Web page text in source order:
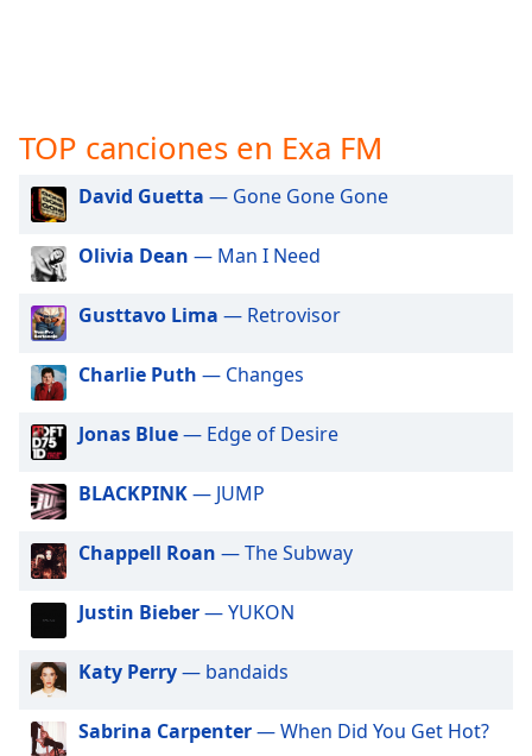
off,
Audio
Picture-
in-
Picture
This
modal
window.
dialog
window.
Escape
cancel
and
close
TOP canciones en Exa FM
David Guetta — Gone Gone Gone
Olivia Dean — Man I Need
Gusttavo Lima — Retrovisor
Charlie Puth — Changes
Jonas Blue— Edge of Desire
BLACKPINK— JUMP
Chappell Roan — The Subway
Justin Bieber— YUKON
Katy Perry— bandaids
Sabrina Carpenter— When Did You Get Hot?